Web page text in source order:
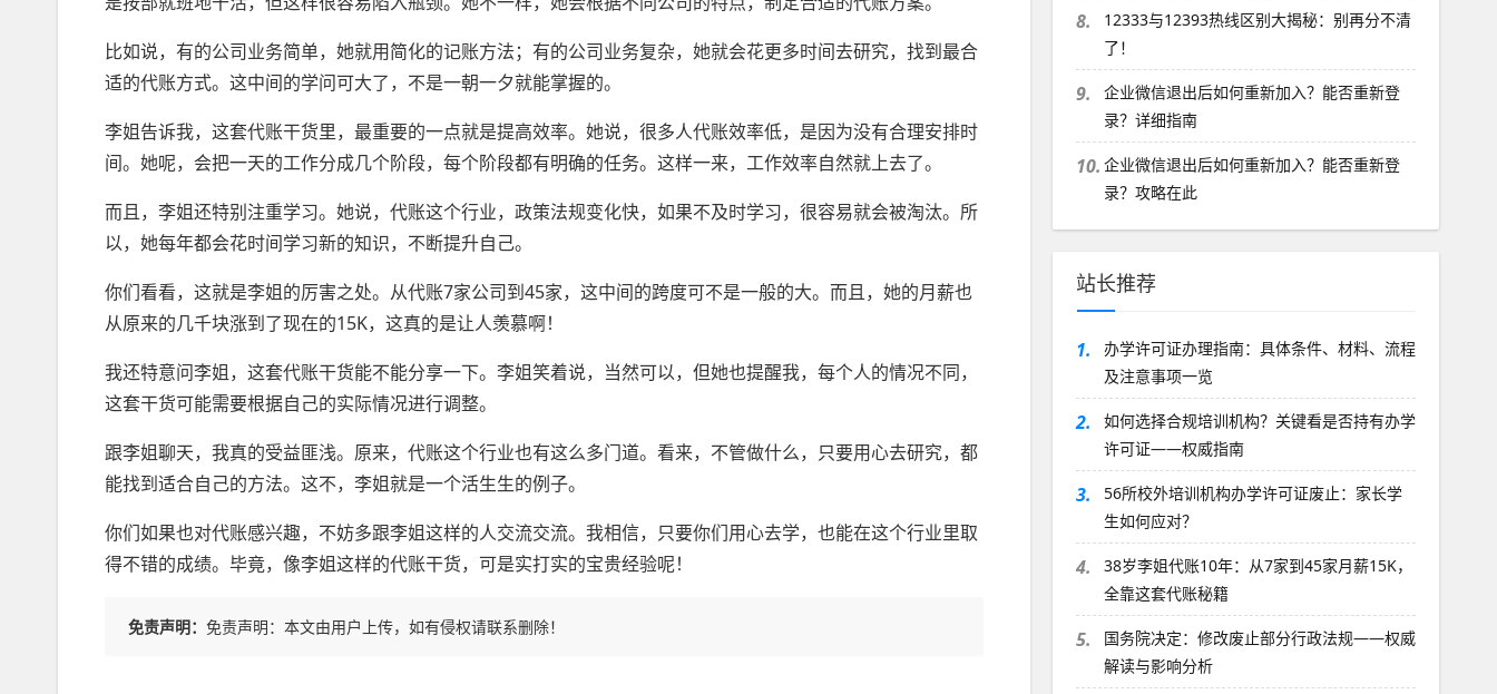
比如说，有的公司业务简单，她就用简化的记账方法；有的公司业务复杂，她就会花更多时间去研究，找到最合
适的代账方式。这中间的学问可大了，不是一朝一夕就能掌握的。
李姐告诉我，这套代账干货里，最重要的一点就是提高效率。她说，很多人代账效率低，是因为没有合理安排时
间。她呢，会把一天的工作分成几个阶段，每个阶段都有明确的任务。这样一来，工作效率自然就上去了。
而且，李姐还特别注重学习。她说，代账这个行业，政策法规变化快，如果不及时学习，很容易就会被淘汰。所
以，她每年都会花时间学习新的知识，不断提升自己。
你们看看，这就是李姐的厉害之处。从代账7家公司到45家，这中间的跨度可不是一般的大。而且，她的月薪也
从原来的几千块涨到了现在的15K，这真的是让人羡慕啊！
我还特意问李姐，这套代账干货能不能分享一下。李姐笑着说，当然可以，但她也提醒我，每个人的情况不同，
这套干货可能需要根据自己的实际情况进行调整。
跟李姐聊天，我真的受益匪浅。原来，代账这个行业也有这么多门道。看来，不管做什么，只要用心去研究，都
能找到适合自己的方法。这不，李姐就是一个活生生的例子。
你们如果也对代账感兴趣，不妨多跟李姐这样的人交流交流。我相信，只要你们用心去学，也能在这个行业里取
得不错的成绩。毕竟，像李姐这样的代账干货，可是实打实的宝贵经验呢！
免责声明： 免责声明：本文由用户上传，如有侵权请联系删除！
8.
12333与12393热线区别大揭秘：别再分不清
了！
9.
企业微信退出后如何重新加入？能否重新登
录？详细指南
10. 企业微信退出后如何重新加入？能否重新登
录？攻略在此
站长推荐
1.
办学许可证办理指南：具体条件、材料、流程
及注意事项一览
2.
如何选择合规培训机构？关键看是否持有办学
许可证——权威指南
3.
56所校外培训机构办学许可证废止：家长学
生如何应对？
4.
38岁李姐代账10年：从7家到45家月薪15K，
全靠这套代账秘籍
5.
国务院决定：修改废止部分行政法规——权威
解读与影响分析